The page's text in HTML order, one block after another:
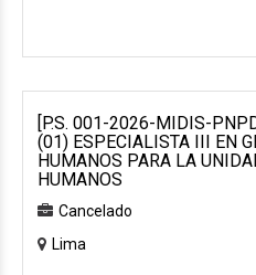
[P.S. 001-2026-MIDIS-
(01) ESPECIALISTA III EN
HUMANOS PARA LA
HUMANOS
Cancelado
Lima